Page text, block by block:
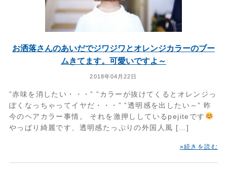
お洒落さんのあいだでジワジワとオレンジカラーのブー
ムきてます。可愛いですよ～
2018年04月22日
”赤味を消したい・・・” ”カラーが抜けてくるとオレンジっ
ぽくなっちゃってイヤだ・・・” ”透明感を出したい～” 昨
今のヘアカラー事情。 それを激押ししているpejiteです
やっぱり綺麗です、透明感たっぷりの外国人風 […]
»続きを読む